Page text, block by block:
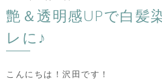
艶＆透明感UPで白髪
レに♪
こんにちは！沢田です！